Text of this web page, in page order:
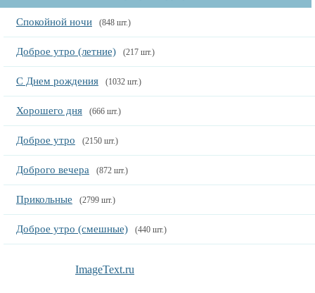
Спокойной ночи (848 шт.)
Доброе утро (летние) (217 шт.)
С Днем рождения (1032 шт.)
Хорошего дня (666 шт.)
Доброе утро (2150 шт.)
Доброго вечера (872 шт.)
Прикольные (2799 шт.)
Доброе утро (смешные) (440 шт.)
ImageText.ru